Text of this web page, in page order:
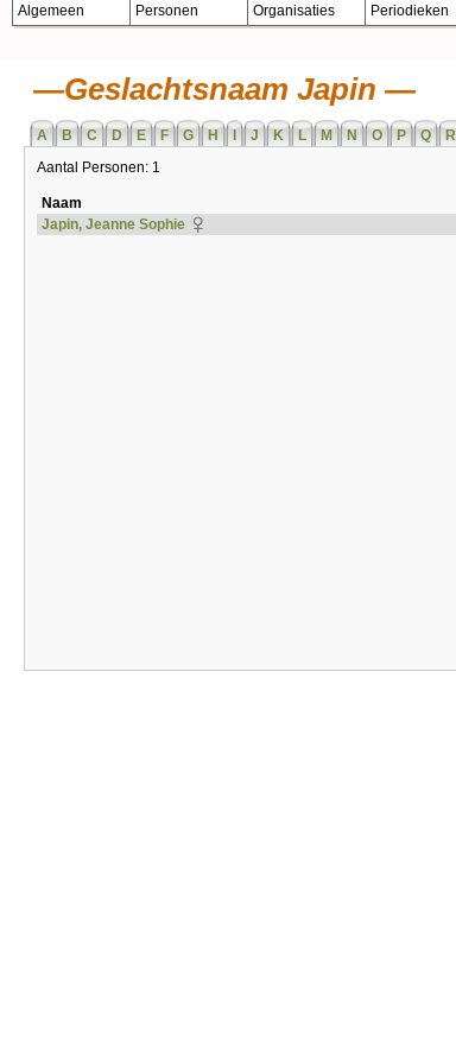
Algemeen Personen Organisaties Periodieken
Geslachtsnaam Japin
A B C D E F G H J K L M N O P Q R
Aantal Personen: 1
Naam
Japin, Jeanne Sophie